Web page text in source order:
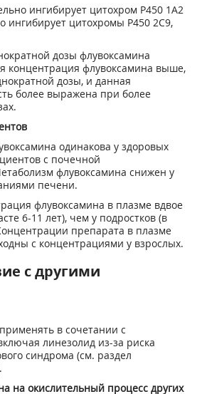
ингибирует цитохром Р450 1А2
ингибирует цитохромы Р450 2С9,
дозы флувоксамина
концентрация флувоксамина выше,
дозы, и данная
более выражена при более
одинакова у здоровых
с почечной
флувоксамина снижен у
печени.
флувоксамина в плазме вдвое
6-11 лет), чем у подростков (в
препарата в плазме
с концентрациями у взрослых.
с другими
в сочетании с
линезолид из-за риска
синдрома (см. раздел
на окислительный процесс других